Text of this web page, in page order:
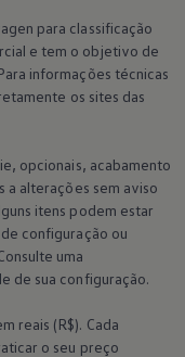
para classificação
e tem o objetivo de
informações técnicas
os sites das
opcionais, acabamento
a alterações sem aviso
itens podem estar
configuração ou
uma
de sua configuração.
reais (R$). Cada
o seu preço